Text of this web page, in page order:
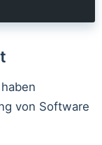
von Software